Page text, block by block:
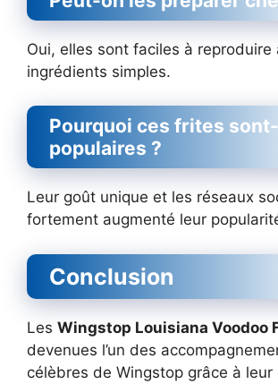
Oui, elles sont faciles à reproduire
ingrédients simples.
Pourquoi ces frites sont-
populaires ?
Leur goût unique et les réseaux
fortement augmenté leur
Conclusion
Les Wingstop Louisiana Voodoo
devenues l’un des
célèbres de Wingstop grâce à leur